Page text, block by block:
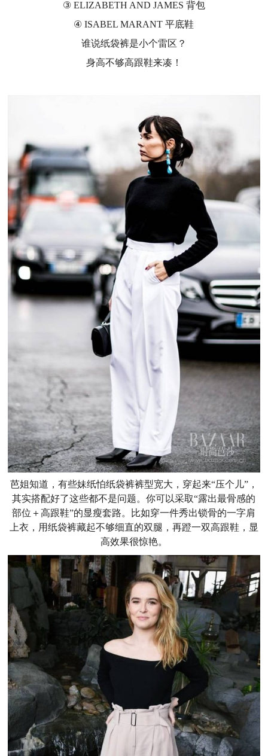
③ ELIZABETH AND JAMES 背包
④ ISABEL MARANT 平底鞋
谁说纸袋裤是小个雷区？
身高不够高跟鞋来凑！
芭姐知道，有些妹纸怕纸袋裤裤型宽大，穿起来“压个儿”，
其实搭配好了这些都不是问题。你可以采取“露出最骨感的
部位＋高跟鞋”的显瘦套路。比如穿一件秀出锁骨的一字肩
上衣，用纸袋裤藏起不够细直的双腿，再蹬一双高跟鞋，显
高效果很惊艳。